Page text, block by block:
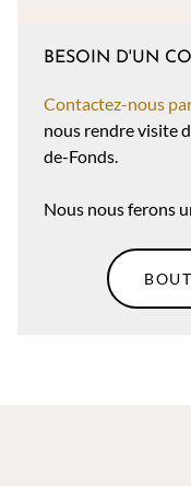
BESOIN D'UN
Contactez-nous
nous rendre visite
de-Fonds.
Nous nous ferons